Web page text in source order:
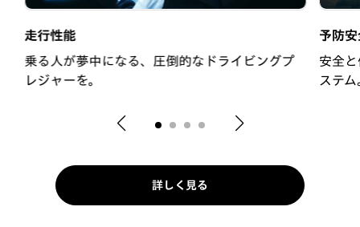
走行性能
乗る人が夢中になる、圧倒的なドライビングプ
レジャーを。
予防
安全
ステム
詳しく見る